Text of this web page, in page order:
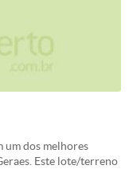
um dos melhores
Este lote/terreno